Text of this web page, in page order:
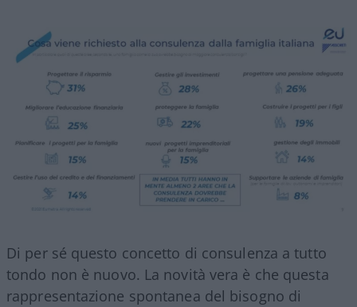
Di per sé questo concetto di consulenza a tutto
tondo non è nuovo. La novità vera è che questa
rappresentazione spontanea del bisogno di